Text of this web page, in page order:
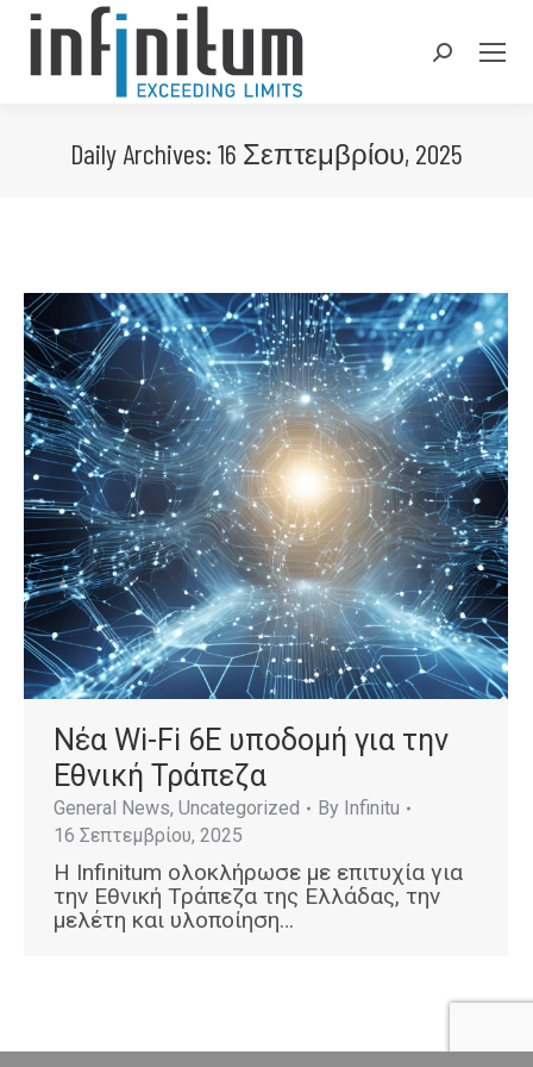
Search:
Daily Archives: 16 Σεπτεμβρίου, 2025
Nέα Wi-Fi 6E υποδομή για την
Εθνική Τράπεζα
General News, Uncategorized By Infinitu
16 Σεπτεμβρίου, 2025
H Infinitum ολοκλήρωσε με επιτυχία για
την Εθνική Τράπεζα της Ελλάδας, την
μελέτη και υλοποίηση…